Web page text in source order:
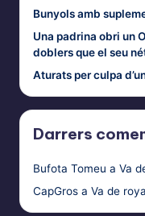
Bunyols amb
Una padrina obri un
doblers que el seu
Aturats per culpa
Darrers
Bufota Tomeu a Va
CapGros a Va de